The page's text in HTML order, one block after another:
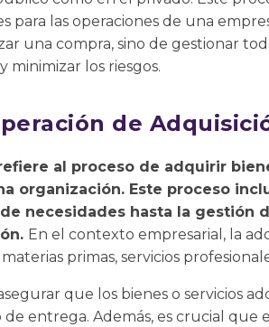
para las operaciones de una
una compra, sino de gestionar
minimizar los riesgos.
de
al proceso de adquirir
organización. Este proceso
necesidades hasta la gestión
En el contexto empresarial, la
primas, servicios
que los bienes o servicios
entrega. Además, es crucial que